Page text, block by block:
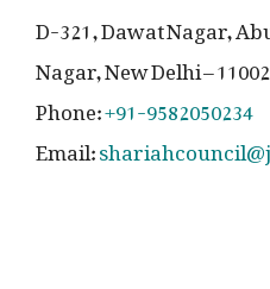
D-321, Dawat Nagar,
Nagar, New Delhi –
Phone:+91-9582050234
Email: